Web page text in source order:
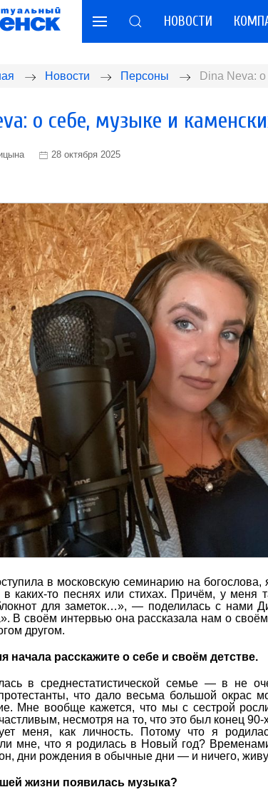
НОВОСТИ
Новости Персоны Dina Neva:
о себе, музыке и
28 октября 2025
в московскую семинарию на
в каких-то песнях или стихах. Причём, у
для заметок…», — поделилась с нами
В своём интервью она рассказала нам о
другом.
начала расскажите о себе и своём детстве.
в среднестатистической семье — в не
что дало весьма большой окрас
Мне вообще кажется, что мы с сестрой
несмотря на то, что это был конец
меня, как личность. Потому что я
мне, что я родилась в Новый год?
дни рождения в обычные дни — и ничего,
жизни появилась музыка?